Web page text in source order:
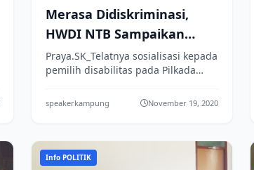
Merasa Didiskriminasi,
HWDI NTB Sampaikan
Salam Kepada Pihak KPUD
Loteng
Praya.SK_Telatnya sosialisasi kepada
pemilih disabilitas pada Pilkada
hanya terjadi saat ini. Menurut
ketua...
speakerkampung November 19, 2020
Info POLITIK